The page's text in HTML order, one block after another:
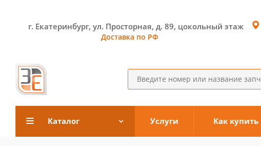
г. Екатеринбург, ул. Просторная, д. 89, цокольный этаж
Доставка по РФ
Каталог Услуги Как купить